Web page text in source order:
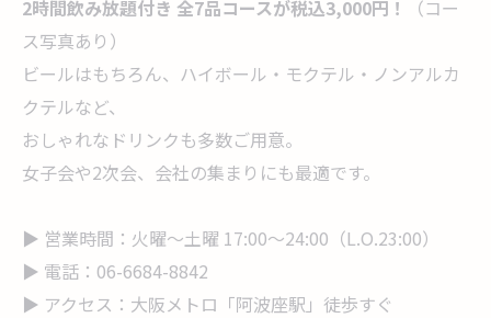
2時間飲み放題付き 全7品コースが税込3,000円！
（コー
ス写真あり）
ビールはもちろん、ハイボール・モクテル・ノンアルカ
クテルなど、
おしゃれなドリンクも多数ご用意。
女子会や2次会、会社の集まりにも最適です。
▶ 営業時間：火曜〜土曜 17:00〜24:00（L.O.23:00）
▶ 電話：06-6684-8842
▶ アクセス：大阪メトロ「阿波座駅」徒歩すぐ